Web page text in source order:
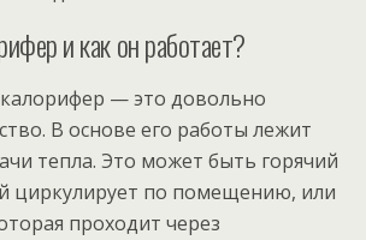
и как он работает?
— это довольно
В основе его работы лежит
тепла. Это может быть горячий
циркулирует по помещению, или
проходит через